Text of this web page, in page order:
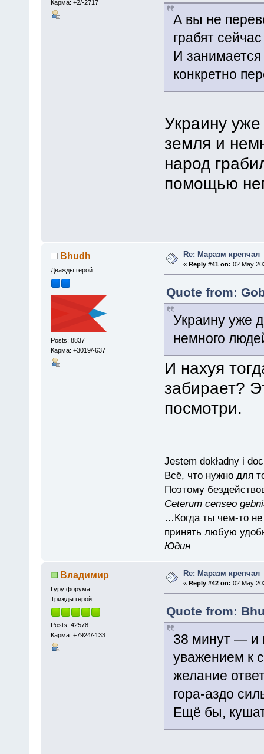
Карма: +2/-2717
А вы не
грабят
И
конкретно
Украину
земля и
народ
помощью
Bhudh
Дважды герой
Posts: 8837
Карма: +3019/-637
Re: Маразм крепчал
« Reply #41 on: 02 May
Quote from:
Украину уже
немного
И нахуя
забирает?
посмотри.
Jestem dokładny i
Всё, что нужно для
Поэтому
Ceterum censeo
…Когда ты чем-то не
принять любую
Юдин
Владимир
Гуру форума
Трижды герой
Posts: 42578
Карма: +7924/-133
Re: Маразм крепчал
«Reply #42 on: 02 May
Quote from:
38 минут — и
уважением к
желание
гора-аздо
Ещё бы,